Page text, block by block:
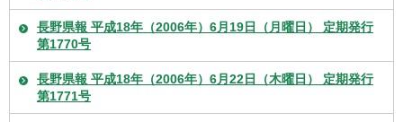
長野県報 平成18年（2006年）6月19日（月曜日） 定期発行
第1770号
長野県報 平成18年（2006年）6月22日（木曜日） 定期発行
第1771号